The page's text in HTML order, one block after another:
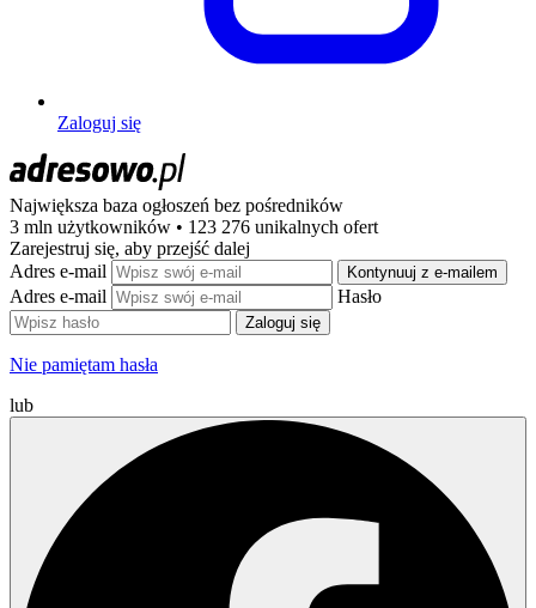
Zaloguj się
Największa baza ogłoszeń bez pośredników
3 mln użytkowników • 123 276 unikalnych ofert
Zarejestruj się, aby przejść dalej
Adres e-mail
Kontynuuj z e-mailem
Adres e-mail Hasło
Zaloguj się
Nie pamiętam hasła
lub